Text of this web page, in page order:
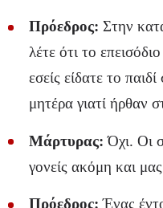
Πρόεδρος: Στην
λέτε ότι το
εσείς είδατε το
μητέρα γιατί ήρθαν
Μάρτυρας: Όχι. Οι
γονείς ακόμη και
Πρόεδρος: Ένας